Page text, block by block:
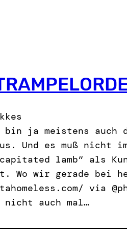
bin ja meistens auch
Und es muß nicht
lamb” als
Wo wir gerade bei
via
nicht auch mal…